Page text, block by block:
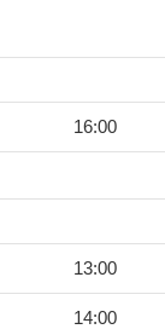
16:00
13:00
14:00